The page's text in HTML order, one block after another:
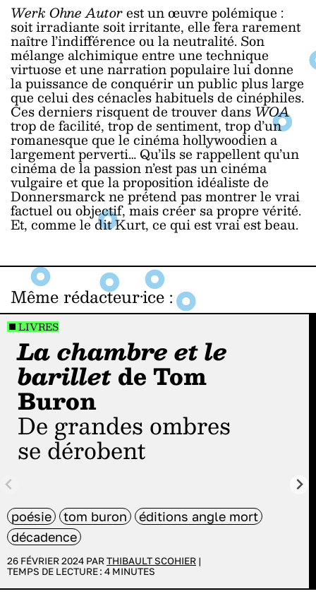
Werk Ohne Autorest un œuvre polémique :
soit irradiante soit irritante, elle fera rarement
naître l’indifférence ou la neutralité. Son
mélange alchimique entre une technique
virtuose et une narration populaire lui donne
la puissance de conquérir un public plus large
que celui des cénacles habituels de cinéphiles.
Ces derniers risquent de trouver dansWOA
trop de facilité, trop de sentiment, trop d’un
romanesque que le cinéma hollywoodien a
largement perverti… Qu’ils se rappellent qu’un
cinéma de la passion n’est pas un cinéma
vulgaire et que la proposition idéaliste de
Donnersmarck ne prétend pas montrer le vrai
factuel ou objectif, mais créer sa propre vérité.
Et, comme le dit Kurt, ce qui est vrai est beau.
Même rédacteur·ice :
LIVRES
La chambre et le
barilletde Tom
Buron
De grandes ombres
se dérobent
poésie tom buron
éditions angle mort
décadence
26 FÉVRIER 2024 PARTHIBAULT SCOHIER |
TEMPS DE LECTURE : 4 MINUTES